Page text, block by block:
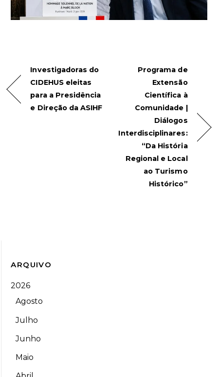
Investigadoras do
CIDEHUS eleitas
para a Presidência
e Direção da ASIHF
Programa de
Extensão
Científica à
Comunidade |
Diálogos
Interdisciplinares:
“Da História
Regional e Local
ao Turismo
Histórico”
ARQUIVO
2026
Agosto
Julho
Junho
Maio